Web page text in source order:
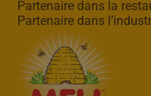
Partenaire dans la
Partenaire dans